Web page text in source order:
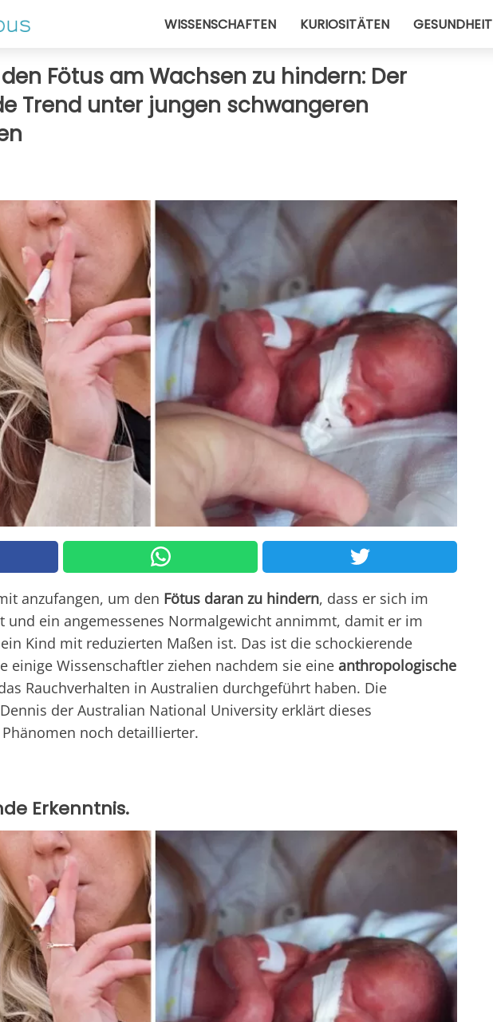
WISSENSCHAFTEN KURIOSITÄTEN GESUNDHEIT
Fötus am Wachsen zu hindern: Der
Trend unter jungen schwangeren
anzufangen, um den Fötus daran zu hindern, dass er sich im
und ein angemessenes Normalgewicht annimmt, damit er im
Kind mit reduzierten Maßen ist. Das ist die schockierende
einige Wissenschaftler ziehen nachdem sie eine anthropologische
Rauchverhalten in Australien durchgeführt haben. Die
der Australian National University erklärt dieses
noch detaillierter.
Erkenntnis.